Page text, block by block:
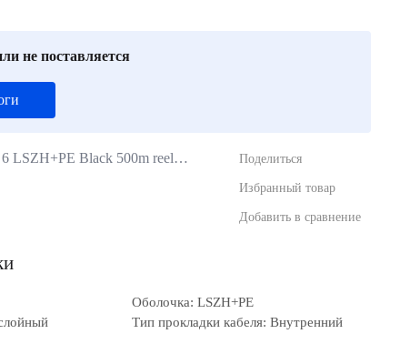
не поставляется
LSZH+PE Black 500m reel… Поделиться
Избранный товар
Добавить в сравнение
Оболочка: LSZH+PE
Тип прокладки кабеля: Внутренний